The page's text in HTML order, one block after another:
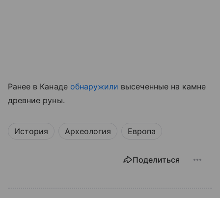
Ранее в Канаде обнаружили высеченные на камне
древние руны.
История Археология Европа
Поделиться